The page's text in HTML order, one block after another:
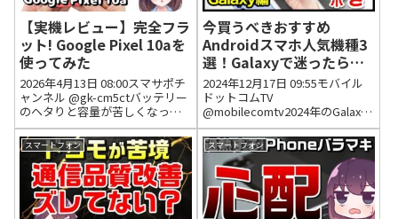
【実機レビュー】完全フラ
ット! Google Pixel 10aを
使ってみた
2026年4月13日 08:00スマサポチ
ャンネル @gk-cm5ctバッテリー
のヘタりと容量が苦しくなって
きたので７aから買い換えまし
た。5a→7a→10aもう128GBでは
苦しいと思ったので256GBにし
ました。9a(256G)も探した...
今買うべきおすすめ
Androidスマホ人気機種3
選！Galaxyで迷ったらコ
レ！【2024年版】【最
強】
2024年12月17日 09:55モバイル
ドットコムTV
@mobilecomtv2024年のGalaxy
スマホ、どれも安定感がありま
したが...特に今回ご紹介した機種
はおすすめです！！2024年12月
17日 09:58 いいね16件 返信...
スマートフォン スマートフォン